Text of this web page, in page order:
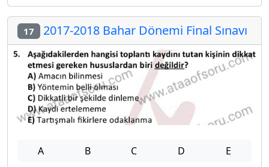
17 2017-2018 Bahar Dönemi Final Sınavı
A B C D E